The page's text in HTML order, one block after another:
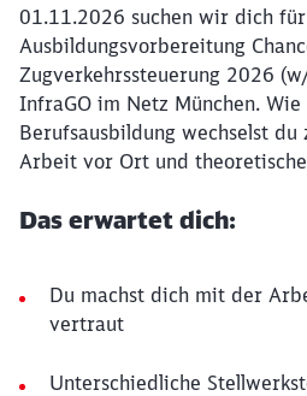
01.11.2026 suchen wir dich
Ausbildungsvorbereitung
Zugverkehrssteuerung 2026
InfraGO im Netz München.
Berufsausbildung wechselst
Arbeit vor Ort und
Das erwartet dich:
Du machst dich mit der
vertraut
Unterschiedliche